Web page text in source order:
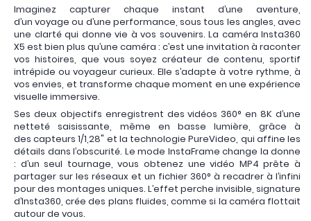
Imaginez capturer chaque instant d’une aventure,
d’un voyage ou d’une performance, sous tous les angles, avec
une clarté qui donne vie à vos souvenirs. La caméra Insta360
X5 est bien plus qu’une caméra : c’est une invitation à raconter
vos histoires, que vous soyez créateur de contenu, sportif
intrépide ou voyageur curieux. Elle s’adapte à votre rythme, à
vos envies, et transforme chaque moment en une expérience
visuelle immersive.
Ses deux objectifs enregistrent des vidéos 360° en 8K d’une
netteté saisissante, même en basse lumière, grâce à
des capteurs 1/1,28" et la technologie PureVideo, qui affine les
détails dans l’obscurité. Le mode InstaFrame change la donne
: d’un seul tournage, vous obtenez une vidéo MP4 prête à
partager sur les réseaux et un fichier 360° à recadrer à l’infini
pour des montages uniques. L’effet perche invisible, signature
d’Insta360, crée des plans fluides, comme si la caméra flottait
autour de vous.